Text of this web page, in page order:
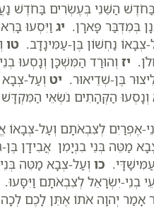
בַּחֹדֶשׁ הַשֵּׁנִי בְּעֶשְׂרִים בַּחֹדֶשׁ
בְּמִדְבַּר פָּארָן. יג וַיִּסְעוּ
נַחְשׁוֹן בֶּן-עַמִּינָדָב. טו
יז וְהוּרַד הַמִּשְׁכָּן וְנָסְעוּ
בֶּן-שְׁדֵיאוּר. יט וְעַל-
וְנָסְעוּ הַקְּהָתִים נֹשְׂאֵי
אֶפְרַיִם לְצִבְאֹתָם וְעַל-צְבָאוֹ
מַטֵּה בְּנֵי בִנְיָמִן אֲבִידָן בֶּן-
כו וְעַל-צְבָא מַטֵּה
בְנֵי-יִשְׂרָאֵל לְצִבְאֹתָם
יְהוָה אֹתוֹ אֶתֵּן לָכֶם לְכָה